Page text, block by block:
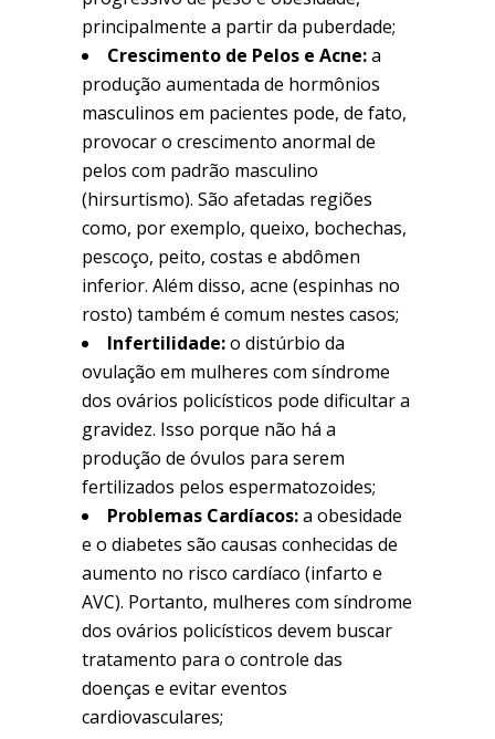
principalmente a partir da puberdade;
Crescimento de Pelos e Acne:a
produção aumentada de hormônios
masculinos em pacientes pode, de fato,
provocar o crescimento anormal de
pelos com padrão masculino
(hirsurtismo). São afetadas regiões
como, por exemplo, queixo, bochechas,
pescoço, peito, costas e abdômen
inferior. Além disso, acne (espinhas no
rosto) também é comum nestes casos;
Infertilidade:o distúrbio da
ovulação em mulheres com síndrome
dos ovários policísticos pode dificultar a
gravidez. Isso porque não há a
produção de óvulos para serem
fertilizados pelos espermatozoides;
Problemas Cardíacos:a obesidade
e o diabetes são causas conhecidas de
aumento no risco cardíaco (infarto e
AVC). Portanto, mulheres com síndrome
dos ovários policísticos devem buscar
tratamento para o controle das
doenças e evitar eventos
cardiovasculares;